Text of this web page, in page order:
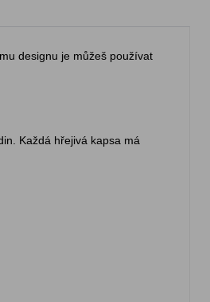
designu je můžeš používat
Každá hřejivá kapsa má